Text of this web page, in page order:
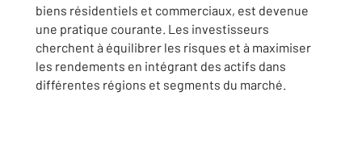
biens résidentiels et commerciaux, est devenue
une pratique courante. Les investisseurs
cherchent à équilibrer les risques et à maximiser
les rendements en intégrant des actifs dans
différentes régions et segments du marché.